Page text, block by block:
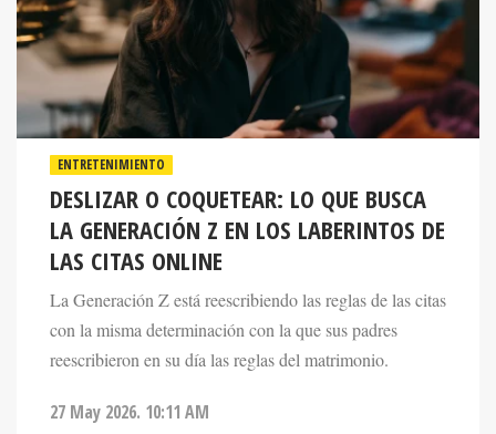
ENTRETENIMIENTO
DESLIZAR O COQUETEAR: LO QUE BUSCA
LA GENERACIÓN Z EN LOS LABERINTOS DE
LAS CITAS ONLINE
La Generación Z está reescribiendo las reglas de las citas
con la misma determinación con la que sus padres
reescribieron en su día las reglas del matrimonio.